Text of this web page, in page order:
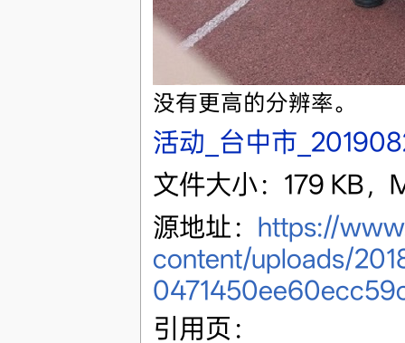
没有更高的分辨率。
活动_台中市
文件大小：179 KB
源地址： https://
content/uploads/
引用页：